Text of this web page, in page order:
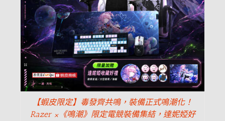
【蝦皮限定】毒發齊共鳴，裝備正式鳴潮化！
Razer ×《鳴潮》限定電競裝備集結，達妮婭好